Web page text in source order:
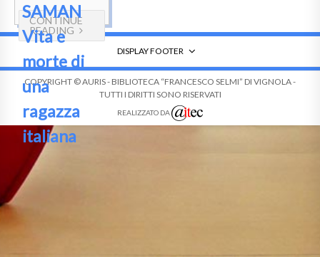
SAMAN
Vita e
morte di
una
ragazza
italiana
CONTINUE
READING
DISPLAY FOOTER
COPYRIGHT © AURIS - BIBLIOTECA “FRANCESCO SELMI” DI VIGNOLA -
TUTTI I DIRITTI SONO RISERVATI
REALIZZATO DA